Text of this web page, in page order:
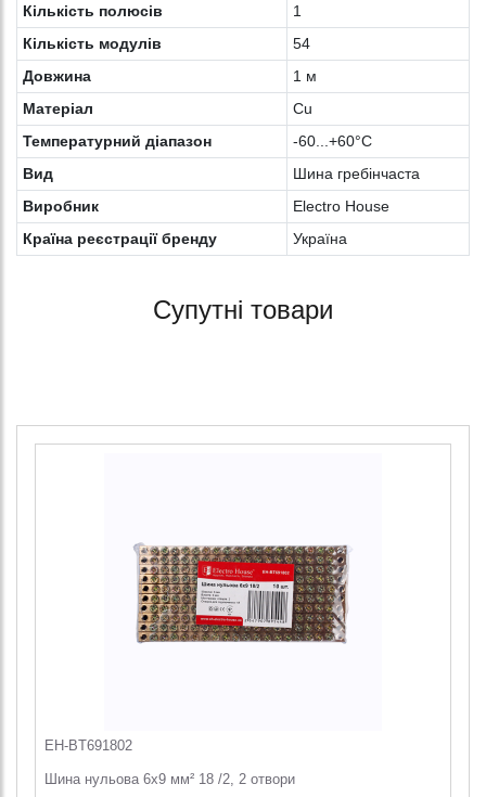
Кількість полюсів
1
Кількість модулів
54
Довжина
1 м
Матеріал
Cu
Температурний діапазон
-60...+60°С
Вид
Шина гребінчаста
Виробник
Electro House
Країна реєстрації бренду
Україна
Супутні товари
EH-BT691802
Шина нульова 6х9 мм² 18 /2, 2 отвори